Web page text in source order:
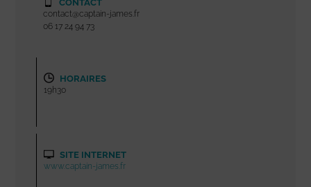
CONTACT
contact@captain-james.fr
06 17 24 94 73
HORAIRES
19h30
SITE INTERNET
www.captain-james.fr